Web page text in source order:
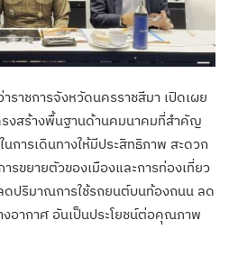
าชการจังหวัดนครราชสีมา เปิดเผย
รงสร้างพื้นฐานด้านคมนาคมที่สำคัญ
การเดินทางให้มีประสิทธิภาพ สะดวก
รขยายตัวของเมืองและการท่องเที่ยว
ปริมาณการใช้รถยนต์บนท้องถนน ลด
อากาศ อันเป็นประโยชน์ต่อคุณภาพ